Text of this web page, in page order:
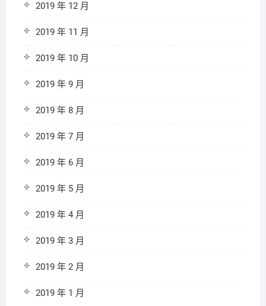
2019 年 12 月
2019 年 11 月
2019 年 10 月
2019 年 9 月
2019 年 8 月
2019 年 7 月
2019 年 6 月
2019 年 5 月
2019 年 4 月
2019 年 3 月
2019 年 2 月
2019 年 1 月